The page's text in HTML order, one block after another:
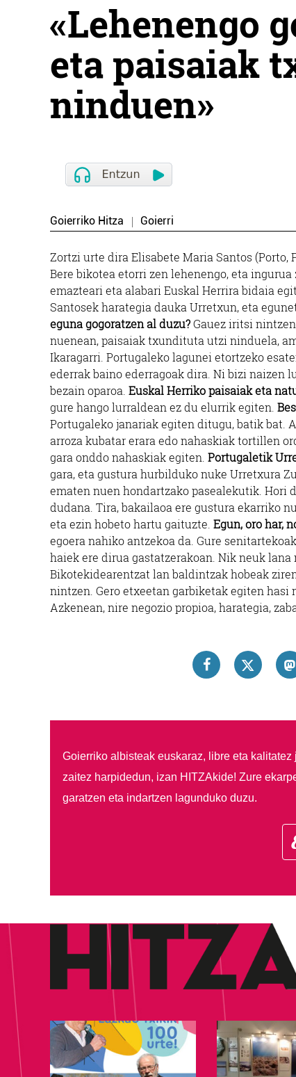
«Lehenengo
eta paisaiak
ninduen»
Goierriko Hitza Goierri
Zortzi urte dira Elisabete Maria Santos (Porto,
Bere bikotea etorri zen lehenengo, eta
emazteari eta alabari Euskal Herrira bidaia
Santosek harategia dauka Urretxun, eta
eguna gogoratzen al duzu?Gauez iritsi
nuenean, paisaiak txundituta utzi ninduela,
Ikaragarri. Portugaleko lagunei etortzeko
ederrak baino ederragoak dira. Ni bizi naizen
bezain oparoa. Euskal Herriko paisaiak eta
gure hango lurraldean ez du elurrik egiten.
Portugaleko janariak egiten ditugu, batik bat.
arroza kubatar erara edo nahaskiak tortillen
gara onddo nahaskiak egiten. Portugaletik
gara, eta gustura hurbilduko nuke Urretxura
ematen nuen hondartzako pasealekutik. Hori
dudana. Tira, bakailaoa ere gustura ekarriko
eta ezin hobeto hartu gaituzte. Egun, oro har,
egoera nahiko antzekoa da. Gure
haiek ere dirua gastatzerakoan. Nik neuk lana
Bikotekidearentzat lan baldintzak hobeak
nintzen. Gero etxeetan garbiketak egiten
Azkenean, nire negozio propioa, harategia,
Goierriko albisteak euskaraz, libre eta
zaitez harpidedun, izan HITZAkide! Zure
garatzen eta indartzen lagunduko duzu.